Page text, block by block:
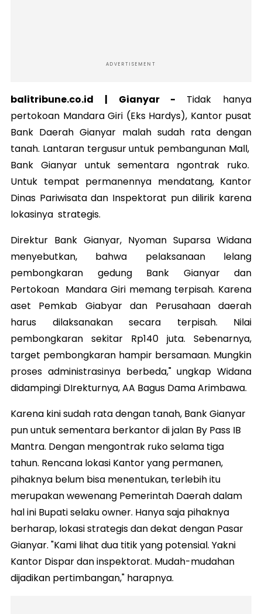
ADVERTISEMENT
balitribune.co.id | Gianyar - Tidak hanya
pertokoan Mandara Giri (Eks Hardys), Kantor pusat
Bank Daerah Gianyar malah sudah rata dengan
tanah. Lantaran tergusur untuk pembangunan Mall,
Bank Gianyar untuk sementara ngontrak ruko.
Untuk tempat permanennya mendatang, Kantor
Dinas Pariwisata dan Inspektorat pun dilirik karena
lokasinya strategis.
Direktur Bank Gianyar, Nyoman Suparsa Widana
menyebutkan, bahwa pelaksanaan lelang
pembongkaran gedung Bank Gianyar dan
Pertokoan Mandara Giri memang terpisah. Karena
aset Pemkab Giabyar dan Perusahaan daerah
harus dilaksanakan secara terpisah. Nilai
pembongkaran sekitar Rp140 juta. Sebenarnya,
target pembongkaran hampir bersamaan. Mungkin
proses administrasinya berbeda," ungkap Widana
didampingi DIrekturnya, AA Bagus Dama Arimbawa.
Karena kini sudah rata dengan tanah, Bank Gianyar
pun untuk sementara berkantor di jalan By Pass IB
Mantra. Dengan mengontrak ruko selama tiga
tahun. Rencana lokasi Kantor yang permanen,
pihaknya belum bisa menentukan, terlebih itu
merupakan wewenang Pemerintah Daerah dalam
hal ini Bupati selaku owner. Hanya saja pihaknya
berharap, lokasi strategis dan dekat dengan Pasar
Gianyar. "Kami lihat dua titik yang potensial. Yakni
Kantor Dispar dan inspektorat. Mudah-mudahan
dijadikan pertimbangan," harapnya.